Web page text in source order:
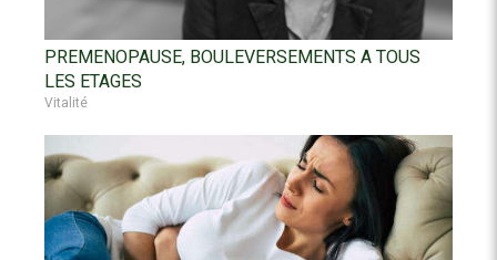
PREMENOPAUSE, BOULEVERSEMENTS A TOUS
LES ETAGES
Vitalité